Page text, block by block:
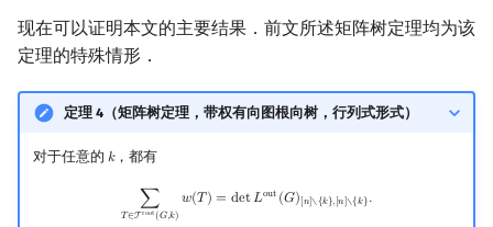
现在可以证明本文的主要结果．前文所述矩阵树定理均为该
定理的特殊情形．
定理 4（矩阵树定理，带权有向图根向树，行列式形式）
对于任意的 𝑘
k，都有
∑
𝑇∈Troot (𝐺,𝑘)
𝑤(𝑇) = det𝐿out (𝐺)[𝑛]∖{𝑘},[𝑛]∖{𝑘}.
Troot ,k)w(T)= det Lout (G)[n ] ∖{k }, [n ]∖{